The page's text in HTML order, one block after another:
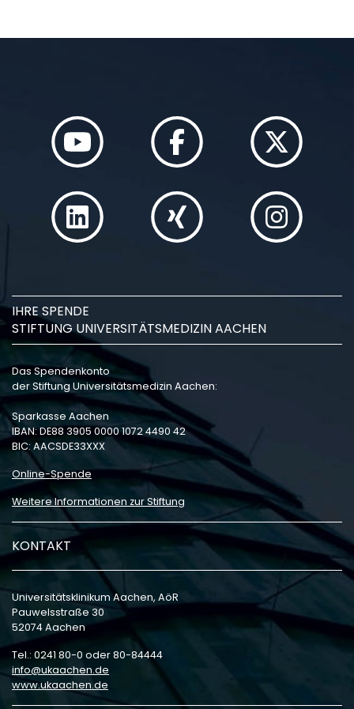
IHRE SPENDE
STIFTUNG UNIVERSITÄTSMEDIZIN AACHEN
Das Spendenkonto
der Stiftung Universitätsmedizin Aachen:
Sparkasse Aachen
IBAN: DE88 3905 0000 1072 4490 42
BIC: AACSDE33XXX
Online-Spende
Weitere Informationen zur Stiftung
KONTAKT
Universitätsklinikum Aachen, AöR
Pauwelsstraße 30
52074 Aachen
Tel.: 0241 80-0 oder 80-84444
info
ukaachen de
www.ukaachen.de